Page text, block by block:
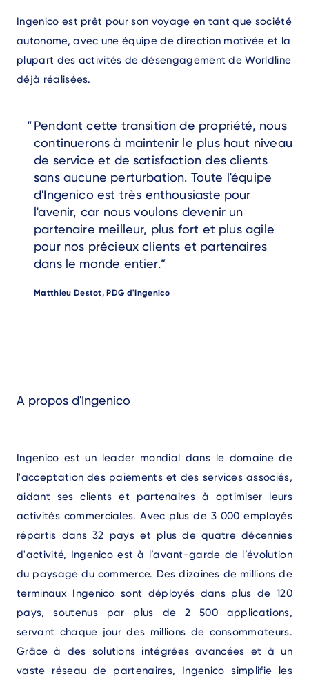
Text
Ingenico est prêt pour son voyage en tant que société
autonome, avec une équipe de direction motivée et la
plupart des activités de désengagement de Worldline
déjà réalisées.
Text
Pendant cette transition de propriété, nous
continuerons à maintenir le plus haut niveau
de service et de satisfaction des clients
sans aucune perturbation. Toute l'équipe
d'Ingenico est très enthousiaste pour
l'avenir, car nous voulons devenir un
partenaire meilleur, plus fort et plus agile
pour nos précieux clients et partenaires
dans le monde entier.
Author
Matthieu Destot, PDG d'Ingenico
A propos d'Ingenico
Ingenico est un leader mondial dans le domaine de
l'acceptation des paiements et des services associés,
aidant ses clients et partenaires à optimiser leurs
activités commerciales. Avec plus de 3 000 employés
répartis dans 32 pays et plus de quatre décennies
d'activité, Ingenico est à l’avant-garde de l’évolution
du paysage du commerce. Des dizaines de millions de
terminaux Ingenico sont déployés dans plus de 120
pays, soutenus par plus de 2 500 applications,
servant chaque jour des millions de consommateurs.
Grâce à des solutions intégrées avancées et à un
vaste réseau de partenaires, Ingenico simplifie les